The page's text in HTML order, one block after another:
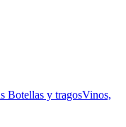
Botellas y tragosVinos,